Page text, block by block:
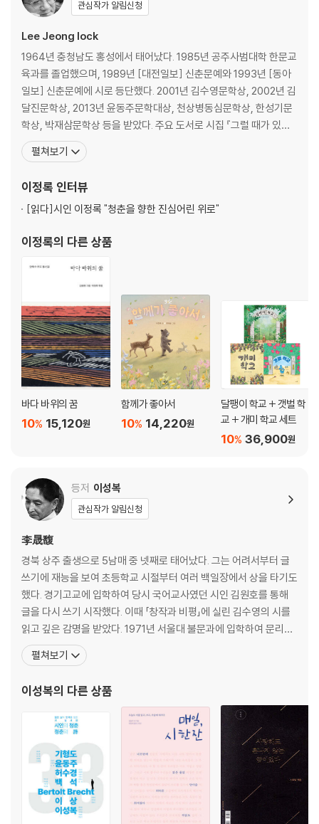
관심작가 알림신청
Lee Jeong lock
1964년 충청남도 홍성에서 태어났다. 1985년 공주사범대학 한문교
육과를 졸업했으며, 1989년 [대전일보] 신춘문예와 1993년 [동아
일보] 신춘문예에 시로 등단했다. 2001년 김수영문학상, 2002년 김
달진문학상, 2013년 윤동주문학대상, 천상병동심문학상, 한성기문
학상, 박재삼문학상 등을 받았다. 주요 도서로 시집 『그럴 때가 있다』
『동심언어사전』『눈에 넣어도 아프지 않은 것들의 목록』『아버지학
교』『어머니학교』『정말』『의자』『제비꽃 여인숙』『버드나무 껍질에 세
『아직 오지 않은 나에게』『까짓것』, 산문집
펼쳐보기
이정록 인터뷰
[읽다]시인 이정록 "청춘을 향한 진심어린 위로"
이정록의 다른 상품
바다 바위의 꿈
15,120원
10%
함께가 좋아서
14,220원
10%
달팽이 학교 + 갯벌 학
교 + 개미 학교 세트
36,900원
10%
등저 이성복
관심작가 알림신청
李晟馥
경북 상주 출생으로 5남매 중 넷째로 태어났다. 그는 어려서부터 글
쓰기에 재능을 보여 초등학교 시절부터 여러 백일장에서 상을 타기도
했다. 경기고교에 입학하여 당시 국어교사였던 시인 김원호를 통해
글을 다시 쓰기 시작했다. 이때 「창작과 비평」에 실린 김수영의 시를
읽고 깊은 감명을 받았다. 1971년 서울대 불문과에 입학하여 문리대
문학회에 가입하여 황지우, 김석희, 정세용, 진형준 등과 친분을 쌓았
고 1976년 복학하여 황지우 등과 교내 시화전을 열기도 했다. 1977
대학 강의 조교로 있으면서 무크지 『우
펼쳐보기
이성복의 다른 상품